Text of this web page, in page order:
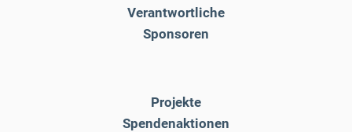
Verantwortliche
Sponsoren
Projekte
Spendenaktionen